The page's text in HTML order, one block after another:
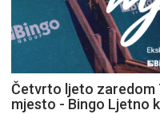
Četvrto ljeto zaredom
mjesto - Bingo Ljetno